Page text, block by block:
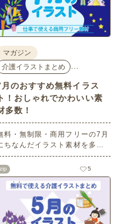
マガジン
介護イラストまとめ
…
のおすすめ無料イラス
ト！おしゃれでかわいい素
多数！
料・無制限・商用フリーの7月
ちなんだイラスト素材を多数
紹介します。どれも印刷に適
た解像度で、点数制限なしで
由に使える素材ばかり♪どなた
でもご利用いただけます！ぜひ
ご活用ください。
zip 5